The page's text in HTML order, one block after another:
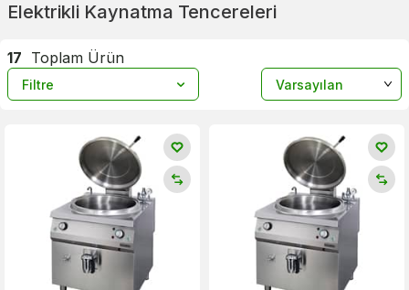
Elektrikli Kaynatma Tencereleri
17 Toplam Ürün
Filtre